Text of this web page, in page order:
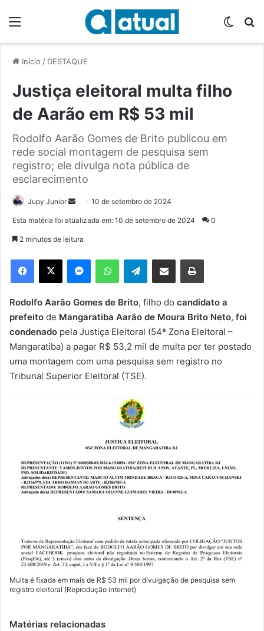
Início / DESTAQUE
Justiça eleitoral multa filho
de Aarão em R$ 53 mil
Rodolfo Aarão Gomes de Brito publicou em
rede social montagem de pesquisa sem
registro; ele divulga nota pública de
esclarecimento
Jupy Junior
d
e
u
m
e
-
m
a
10 de setembro de 2024
Esta matéria foi atualizada em: 10 de setembro de 2024 0
2 minutos de leitura
Telegram
Rodolfo Aarão Gomes de Brito, filho do candidato a
prefeito de Mangaratiba Aarão de Moura Brito Neto, foi
condenado pela Justiça Eleitoral (54ª Zona Eleitoral –
Mangaratiba) a pagar R$ 53,2 mil de multa por ter postado
uma montagem com uma pesquisa sem registro no
Tribunal Superior Eleitoral (TSE).
Multa é fixada em mais de R$ 53 mil por divulgação de pesquisa sem
registro eleitoral (Reprodução internet)
Matérias relacionadas